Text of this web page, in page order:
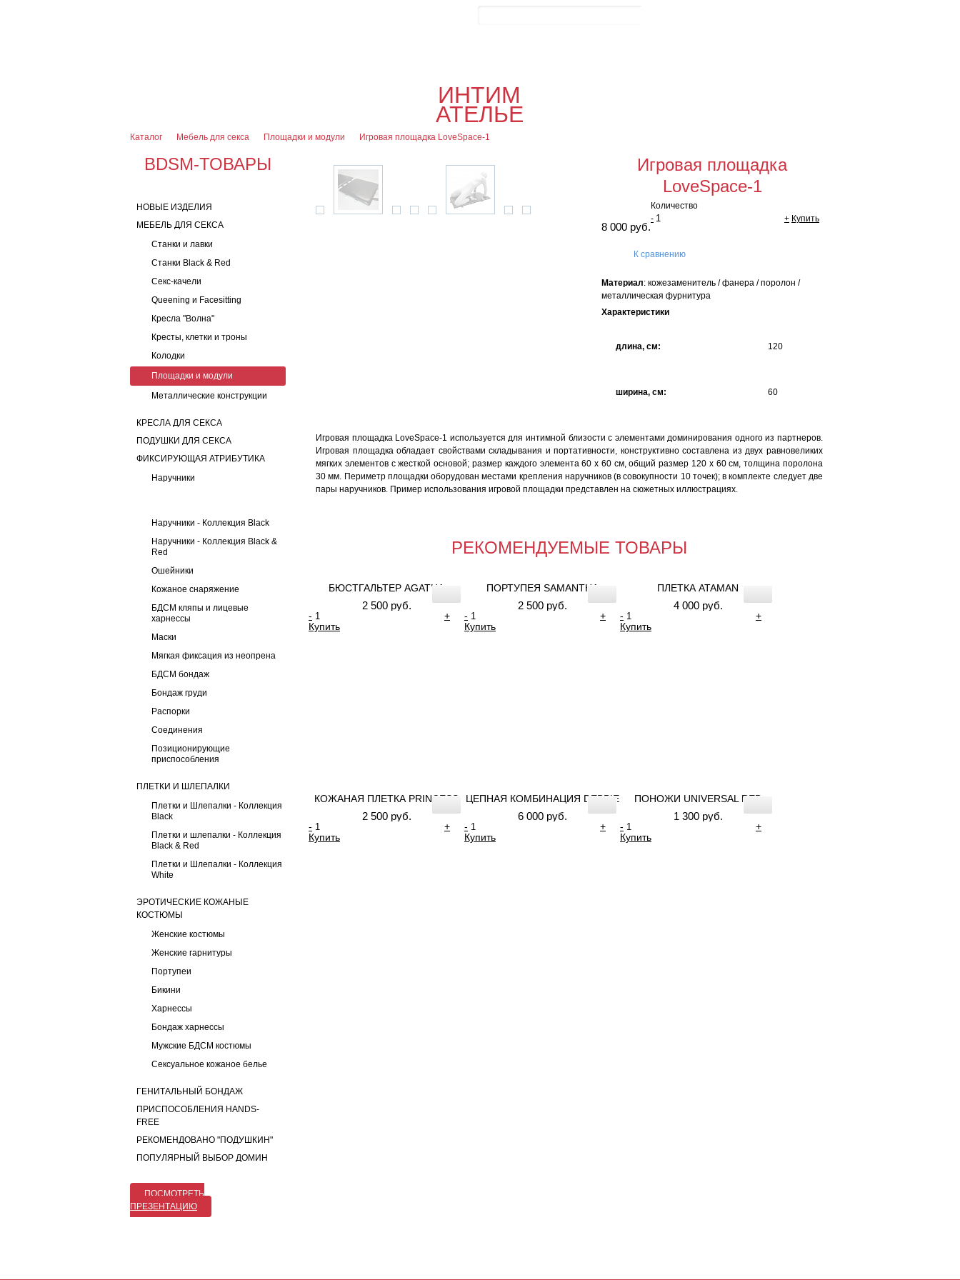
ИНТИМ
АТЕЛЬЕ
Каталог Мебель для секса Площадки и модули Игровая площадка LoveSpace-1
BDSM-ТОВАРЫ
НОВЫЕ ИЗДЕЛИЯ
МЕБЕЛЬ ДЛЯ СЕКСА
Станки и лавки
Станки Black & Red
Секс-качели
Queening и Facesitting
Кресла "Волна"
Кресты, клетки и троны
Колодки
Площадки и модули
Металлические конструкции
КРЕСЛА ДЛЯ СЕКСА
ПОДУШКИ ДЛЯ СЕКСА
ФИКСИРУЮЩАЯ АТРИБУТИКА
Наручники
Наручники - Коллекция Black
Наручники - Коллекция Black &
Red
Ошейники
Кожаное снаряжение
БДСМ кляпы и лицевые
харнессы
Маски
Мягкая фиксация из неопрена
БДСМ бондаж
Бондаж груди
Распорки
Соединения
Позиционирующие
приспособления
ПЛЕТКИ И ШЛЕПАЛКИ
Плетки и Шлепалки - Коллекция
Black
Плетки и шлепалки - Коллекция
Black & Red
Плетки и Шлепалки - Коллекция
White
ЭРОТИЧЕСКИЕ КОЖАНЫЕ
КОСТЮМЫ
Женские костюмы
Женские гарнитуры
Портупеи
Бикини
Харнессы
Бондаж харнессы
Мужские БДСМ костюмы
Сексуальное кожаное белье
ГЕНИТАЛЬНЫЙ БОНДАЖ
ПРИСПОСОБЛЕНИЯ HANDS-
FREE
РЕКОМЕНДОВАНО "ПОДУШКИН"
ПОПУЛЯРНЫЙ ВЫБОР ДОМИН
ПОСМОТРЕТЬ
ПРЕЗЕНТАЦИЮ
Игровая площадка
LoveSpace-1
8 000 руб.
Количество
-
+ Купить
К сравнению
Материал: кожезаменитель / фанера / поролон /
металлическая фурнитура
Характеристики
длина, см: 120
ширина, см: 60
Игровая площадка LoveSpace-1 используется для интимной близости с элементами доминирования одного из партнеров.
Игровая площадка обладает свойствами складывания и портативности, конструктивно составлена из двух равновеликих
мягких элементов с жесткой основой; размер каждого элемента 60 х 60 см, общий размер 120 х 60 см, толщина поролона
30 мм. Периметр площадки оборудован местами крепления наручников (в совокупности 10 точек); в комплекте следует две
пары наручников. Пример использования игровой площадки представлен на сюжетных иллюстрациях.
РЕКОМЕНДУЕМЫЕ ТОВАРЫ
БЮСТГАЛЬТЕР AGATHA
2 500 руб.
-
+
Купить
ПОРТУПЕЯ SAMANTHA
2 500 руб.
-
+
Купить
ПЛЕТКА ATAMAN
4 000 руб.
-
+
Купить
КОЖАНАЯ ПЛЕТКА PRINCESS
2 500 руб.
-
+
Купить
ЦЕПНАЯ КОМБИНАЦИЯ DEBBIE
6 000 руб.
-
+
Купить
ПОНОЖИ UNIVERSAL RED
1 300 руб.
-
+
Купить